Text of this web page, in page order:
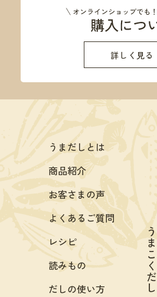
詳しく見る
うまこくだし
うまだしとは
商品紹介
お客さまの声
よくあるご質問
レシピ
読みもの
だしの使い方